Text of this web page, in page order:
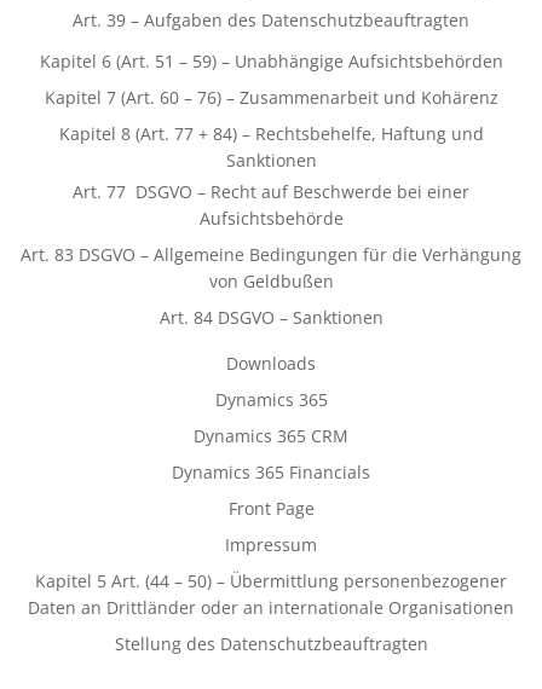
Art. 39 – Aufgaben des Datenschutzbeauftragten
Kapitel 6 (Art. 51 – 59) – Unabhängige Aufsichtsbehörden
Kapitel 7 (Art. 60 – 76) – Zusammenarbeit und Kohärenz
Kapitel 8 (Art. 77 + 84) – Rechtsbehelfe, Haftung und
Sanktionen
Art. 77 DSGVO – Recht auf Beschwerde bei einer
Aufsichtsbehörde
Art. 83 DSGVO – Allgemeine Bedingungen für die Verhängung
von Geldbußen
Art. 84 DSGVO – Sanktionen
Downloads
Dynamics 365
Dynamics 365 CRM
Dynamics 365 Financials
Front Page
Impressum
Kapitel 5 Art. (44 – 50) – Übermittlung personenbezogener
Daten an Drittländer oder an internationale Organisationen
Stellung des Datenschutzbeauftragten